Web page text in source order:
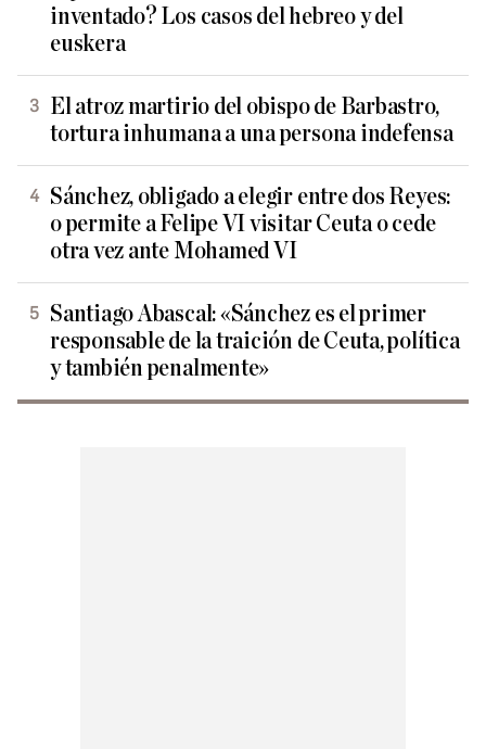
inventado? Los casos del hebreo y del
euskera
El atroz martirio del obispo de Barbastro,
tortura inhumana a una persona indefensa
Sánchez, obligado a elegir entre dos Reyes:
o permite a Felipe VI visitar Ceuta o cede
otra vez ante Mohamed VI
Santiago Abascal: «Sánchez es el primer
responsable de la traición de Ceuta, política
y también penalmente»